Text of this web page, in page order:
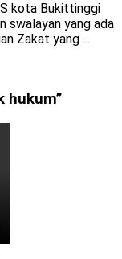
kota Bukittinggi
swalayan yang ada
Zakat yang ...
hukum”